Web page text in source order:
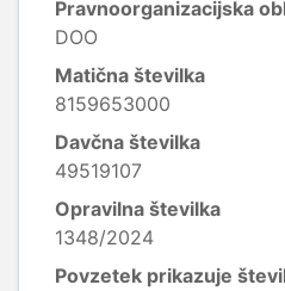
Pravnoorganizacijska
DOO
Matična številka
8159653000
Davčna številka
49519107
Opravilna številka
1348/2024
Povzetek prikazuje